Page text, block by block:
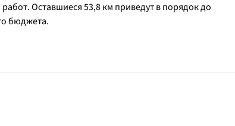
Оставшиеся 53,8 км приведут в порядок до
бюджета.